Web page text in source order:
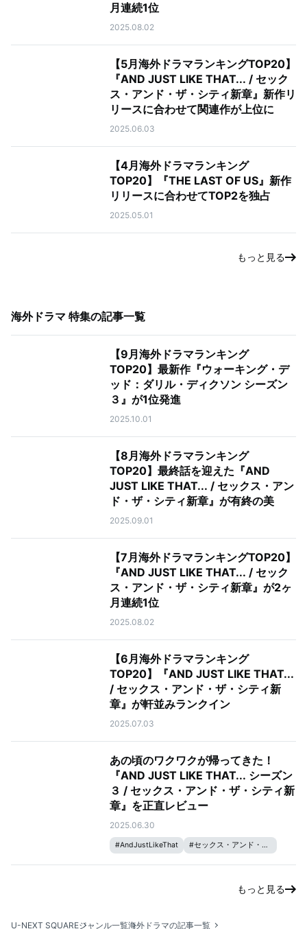
月連続1位
2025.08.02
【5月海外ドラマランキングTOP20】
『AND JUST LIKE THAT... / セック
ス・アンド・ザ・シティ新章』新作リ
リースに合わせて関連作が上位に
2025.06.03
【4月海外ドラマランキング
TOP20】『THE LAST OF US』新作
リリースに合わせてTOP2を独占
2025.05.01
もっと見る
海外ドラマ 特集の記事一覧
【9月海外ドラマランキング
TOP20】最新作『ウォーキング・デ
ッド：ダリル・ディクソン シーズン
３』が1位発進
2025.10.01
【8月海外ドラマランキング
TOP20】最終話を迎えた『AND
JUST LIKE THAT... / セックス・アン
ド・ザ・シティ新章』が有終の美
2025.09.01
【7月海外ドラマランキングTOP20】
『AND JUST LIKE THAT... / セック
ス・アンド・ザ・シティ新章』が2ヶ
月連続1位
2025.08.02
【6月海外ドラマランキング
TOP20】『AND JUST LIKE THAT...
/ セックス・アンド・ザ・シティ新
章』が軒並みランクイン
2025.07.03
あの頃のワクワクが帰ってきた！
『AND JUST LIKE THAT... シーズン
３ / セックス・アンド・ザ・シティ新
章』を正直レビュー
2025.06.30
#AndJustLikeThat #セックス・アンド・ザ・シティ
もっと見る
U-NEXT SQUAREジャンル一覧海外ドラマの記事一覧